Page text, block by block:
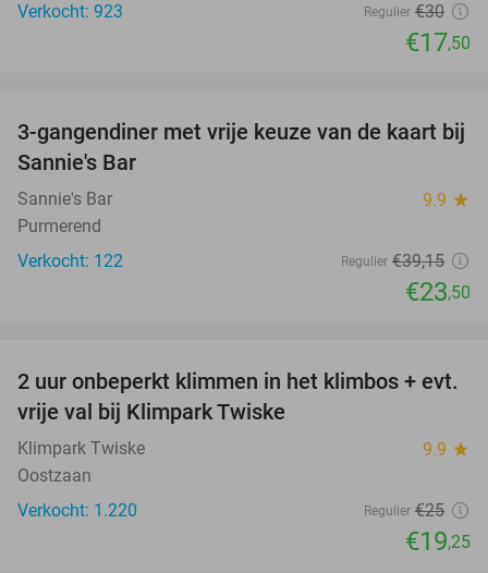
Verkocht: 923
Regulier €30
€17,50
40%
3-gangendiner met vrije keuze van de kaart bij
Sannie's Bar
Sannie's Bar 9.9 star
Purmerend
Verkocht: 122
Regulier €39,15
€23,50
23%
2 uur onbeperkt klimmen in het klimbos + evt.
vrije val bij Klimpark Twiske
Klimpark Twiske 9.9 star
Oostzaan
Verkocht: 1.220
Regulier €25
€19,25